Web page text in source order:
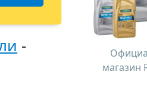
-
магазин